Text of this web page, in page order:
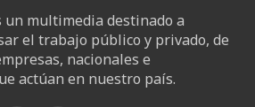
un multimedia destinado a
el trabajo público y privado, de
nacionales e
actúan en nuestro país.